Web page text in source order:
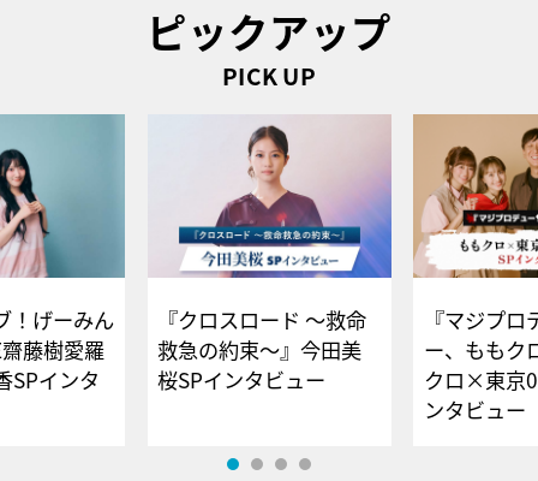
ピックアップ
PICK UP
！げーみん
藤樹愛羅
SPインタ
『クロスロード ～救命
救急の約束～』今田美
桜SPインタビュー
『マジプロ
ー、ももク
クロ×東京
ンタビュー